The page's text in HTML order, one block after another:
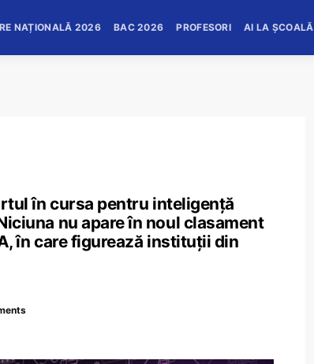
NAȚIONALĂ 2026 BAC 2026 PROFESORI AI LA ȘCOALĂ
în cursa pentru inteligență
nu apare în noul clasament
în care figurează instituții din